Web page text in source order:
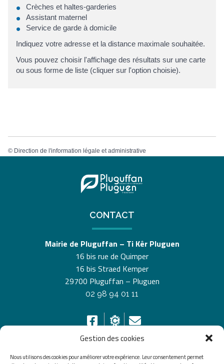
Gestion des cookies
Nous utilisons des cookies pour améliorer votre expérience. Leur consentement permet
Crèches et haltes-garderies
Assistant maternel
Service de garde à domicile
Indiquez votre adresse et la distance maximale souhaitée.
Vous pouvez choisir l'affichage des résultats sur une carte
ou sous forme de liste (cliquer sur l'option choisie).
© Direction de l'information légale et administrative
CONTACT
Mairie de Pluguffan – Ti Kêr Pluguen
16 bis rue de Quimper
16 bis Straed Kemper
29700 Pluguffan – Pluguen
02 98 94 01 11
HORAIRES D’OUVERTURE